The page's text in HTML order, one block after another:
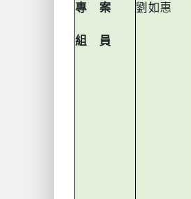
專 案
組 員
劉如惠